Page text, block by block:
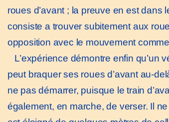
roues d’avant ; la preuve en est
consiste a trouver subitement aux
opposition avec le mouvement
L’expérience démontre enfin qu’un
peut braquer ses roues d’avant au-
ne pas démarrer, puisque le train
également, en marche, de verser. Il